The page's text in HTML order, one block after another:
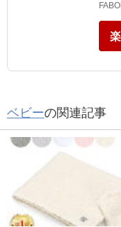
ベビーの関連記事